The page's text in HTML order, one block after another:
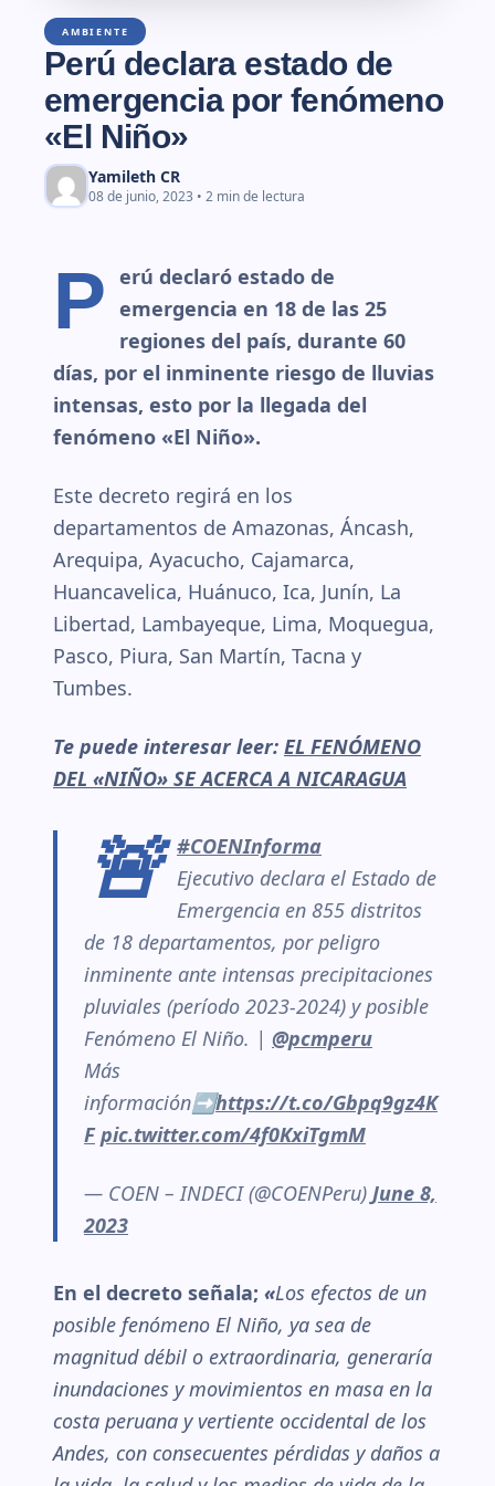
AMBIENTE
Perú declara estado de
emergencia por fenómeno
«El Niño»
Yamileth CR
08 de junio, 2023 • 2 min de lectura
P erú declaró estado de
emergencia en 18 de las 25
regiones del país, durante 60
días, por el inminente riesgo de lluvias
intensas, esto por la llegada del
fenómeno «El Niño».
Este decreto regirá en los
departamentos de Amazonas, Áncash,
Arequipa, Ayacucho, Cajamarca,
Huancavelica, Huánuco, Ica, Junín, La
Libertad, Lambayeque, Lima, Moquegua,
Pasco, Piura, San Martín, Tacna y
Tumbes.
Te puede interesar leer: EL FENÓMENO
DEL «NIÑO» SE ACERCA A NICARAGUA
🚨 #COENInforma
Ejecutivo declara el Estado de
Emergencia en 855 distritos
de 18 departamentos, por peligro
inminente ante intensas precipitaciones
pluviales (período 2023-2024) y posible
Fenómeno El Niño. | @pcmperu
Más
información➡️https://t.co/Gbpq9gz4K
F pic.twitter.com/4f0KxiTgmM
— COEN – INDECI (@COENPeru) June 8,
2023
En el decreto señala; «Los efectos de un
posible fenómeno El Niño, ya sea de
magnitud débil o extraordinaria, generaría
inundaciones y movimientos en masa en la
costa peruana y vertiente occidental de los
Andes, con consecuentes pérdidas y daños a